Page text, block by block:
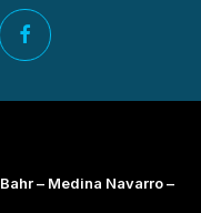
Bahr – Medina Navarro –